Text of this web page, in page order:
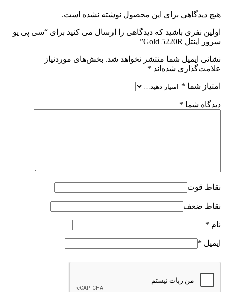
هیچ دیدگاهی برای این محصول نوشته نشده است.
اولین نفری باشید که دیدگاهی را ارسال می کنید برای “سی پی یو
سرور اینتل Gold 5220R”
نشانی ایمیل شما منتشر نخواهد شد. بخش‌های موردنیاز
علامت‌گذاری شده‌اند *
امتیاز شما *
دیدگاه شما *
نقاط قوت
نقاط ضعف
نام *
ایمیل *